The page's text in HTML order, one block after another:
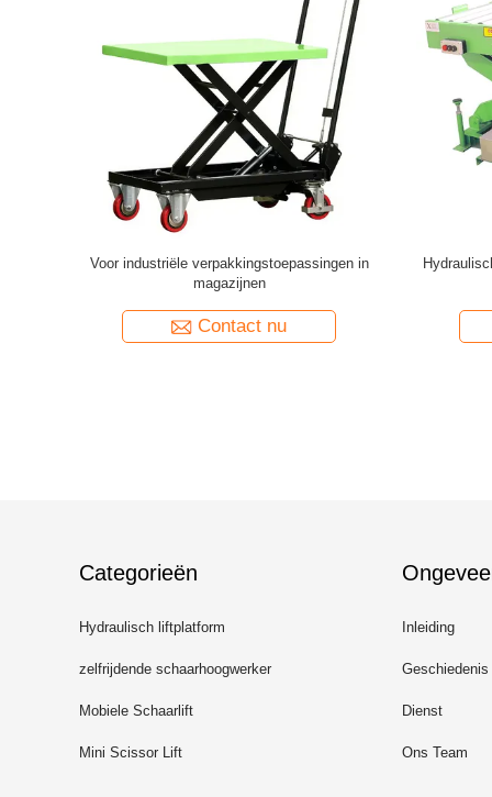
Aanpasbare hydraulische stagiaire schaarlift
Contact nu
MP105
Categorieën
Hydraulisch liftplatform
zelfrijdende schaarhoogwerker
Mobiele Schaarlift
Mini Scissor Lift
Inleiding
Geschiedenis
Dienst
Ons Team